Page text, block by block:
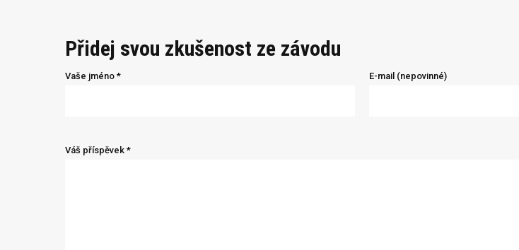
Přidej svou zkušenost ze závodu
Vaše jméno * E-mail (nepovinné)
Váš příspěvek *